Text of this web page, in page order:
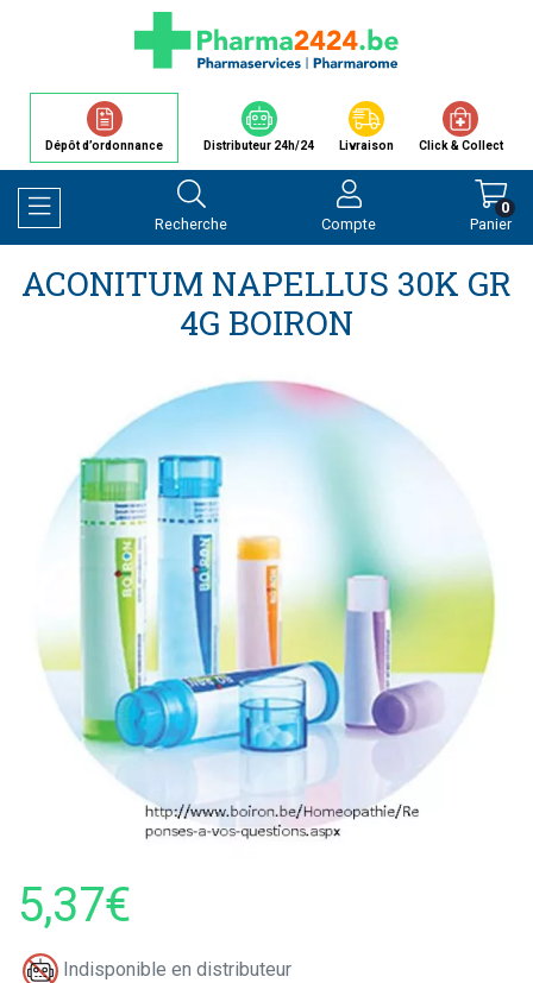
Dépôt d’ordonnance Distributeur 24h/24 Livraison Click & Collect
Afficher la navigation
Recherche Compte Panier
0
ACONITUM NAPELLUS 30K GR
4G BOIRON
5,37€
Indisponible en distributeur